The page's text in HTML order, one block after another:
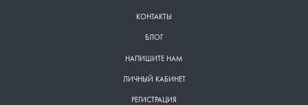
Верхнее
меню
КОНТАКТЫ
БЛОГ
НАПИШИТЕ НАМ
ЛИЧНЫЙ КАБИНЕТ
РЕГИСТРАЦИЯ